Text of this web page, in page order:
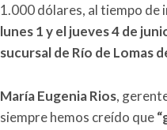
1.000 dólares, al tiempo de
lunes 1 y el jueves 4 de
sucursal de Río de Lomas
María Eugenia Rios,
siempre hemos creído que